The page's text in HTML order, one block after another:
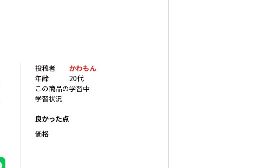
投稿者
かわもん
年齢
20代
この商品の
学習状況
学習中
良かった点
価格